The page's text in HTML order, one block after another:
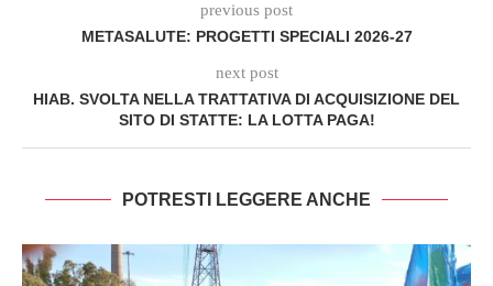
previous post
METASALUTE: PROGETTI SPECIALI 2026-27
next post
HIAB. SVOLTA NELLA TRATTATIVA DI ACQUISIZIONE DEL
SITO DI STATTE: LA LOTTA PAGA!
POTRESTI LEGGERE ANCHE